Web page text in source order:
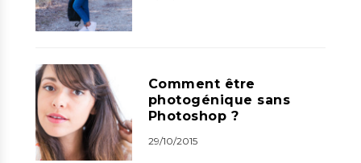
Comment être
photogénique sans
Photoshop ?
29/10/2015